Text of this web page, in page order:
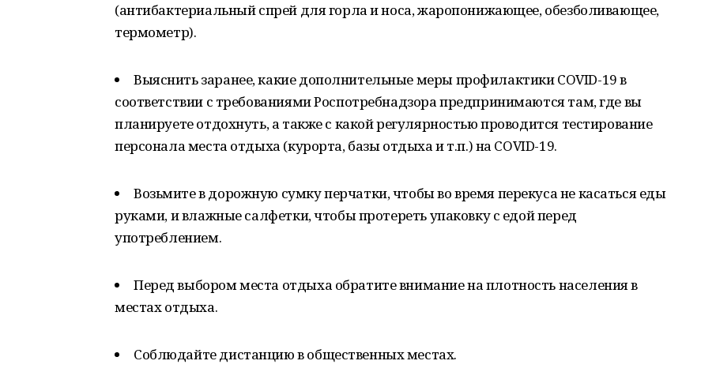
(антибактериальный спрей для горла и носа, жаропонижающее, обезболивающее,
термометр).
Выяснить заранее, какие дополнительные меры профилактики COVID-19 в
соответствии с требованиями Роспотребнадзора предпринимаются там, где вы
планируете отдохнуть, а также с какой регулярностью проводится тестирование
персонала места отдыха (курорта, базы отдыха и т.п.) на COVID-19.
Возьмите в дорожную сумку перчатки, чтобы во время перекуса не касаться еды
руками, и влажные салфетки, чтобы протереть упаковку с едой перед
употреблением.
Перед выбором места отдыха обратите внимание на плотность населения в
местах отдыха.
Соблюдайте дистанцию в общественных местах.